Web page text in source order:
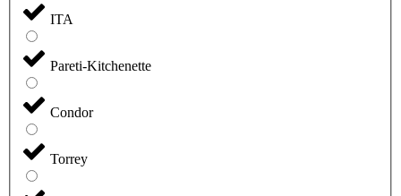
ITA
Pareti-Kitchenette
Condor
Torrey